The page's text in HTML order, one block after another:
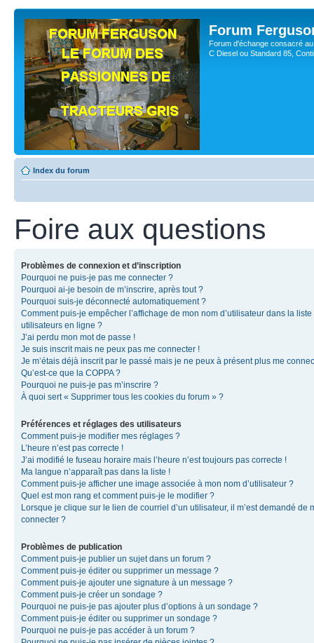
Forum
Forum d'échange consacré
C Diesel ou Standard 85,
Index du forum
Foire aux questions
Problèmes de connexion et d’inscription
Pourquoi ne puis-je pas me connecter ?
Pourquoi ai-je besoin de m’inscrire, après tout ?
Pourquoi suis-je déconnecté automatiquement ?
Comment puis-je empêcher l’affichage de mon nom d’utilisateur dans la liste
utilisateurs en ligne ?
J’ai perdu mon mot de passe !
Je suis inscrit mais ne peux pas me connecter !
Je m’étais déjà inscrit par le passé mais je ne peux à présent plus me
Qu’est-ce que la COPPA ?
Pourquoi ne puis-je pas m’inscrire ?
À quoi sert « Supprimer tous les cookies du forum » ?
Préférences et réglages des utilisateurs
Comment puis-je modifier mes réglages ?
L’heure n’est pas correcte !
J’ai modifié le fuseau horaire mais l’heure n’est toujours pas correcte !
Ma langue n’apparaît pas dans la liste !
Comment puis-je afficher une image associée à mon nom d’utilisateur ?
Quel est mon rang et comment puis-je le modifier ?
Lorsque je clique sur le lien de courriel d’un utilisateur, il m’est demandé de
connecter ?
Problèmes de publication
Comment puis-je publier un sujet dans un forum ?
Comment puis-je éditer ou supprimer un message ?
Comment puis-je ajouter une signature à un message ?
Comment puis-je créer un sondage ?
Pourquoi ne puis-je pas ajouter plus d’options à un sondage ?
Comment puis-je éditer ou supprimer un sondage ?
Pourquoi ne puis-je pas accéder à un forum ?